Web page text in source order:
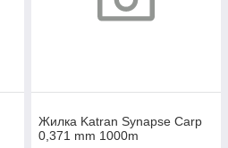
Жилка Katran Synapse Carp
0,371 mm 1000m